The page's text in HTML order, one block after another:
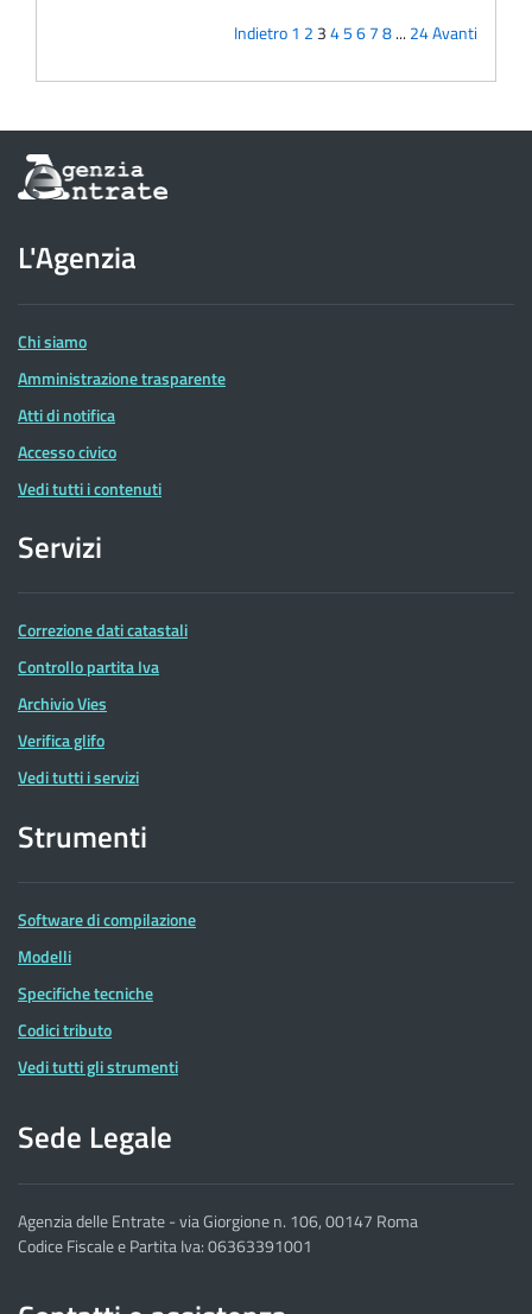
Indietro1 2 345678... 24Avanti
Informazioni
sul
dell'Agenzia
delle
Entrate
L'Agenzia
Chi siamo
Amministrazione trasparente
Atti di notifica
Accesso civico
Vedi tutti i contenuti
Servizi
Correzione dati catastali
Controllo partita Iva
Archivio Vies
Verifica glifo
Vedi tutti i servizi
Strumenti
Software di compilazione
Modelli
Specifiche tecniche
Codici tributo
Vedi tutti gli strumenti
Sede Legale
Agenzia delle Entrate - via Giorgione n. 106, 00147 Roma
Codice Fiscale e Partita Iva: 06363391001